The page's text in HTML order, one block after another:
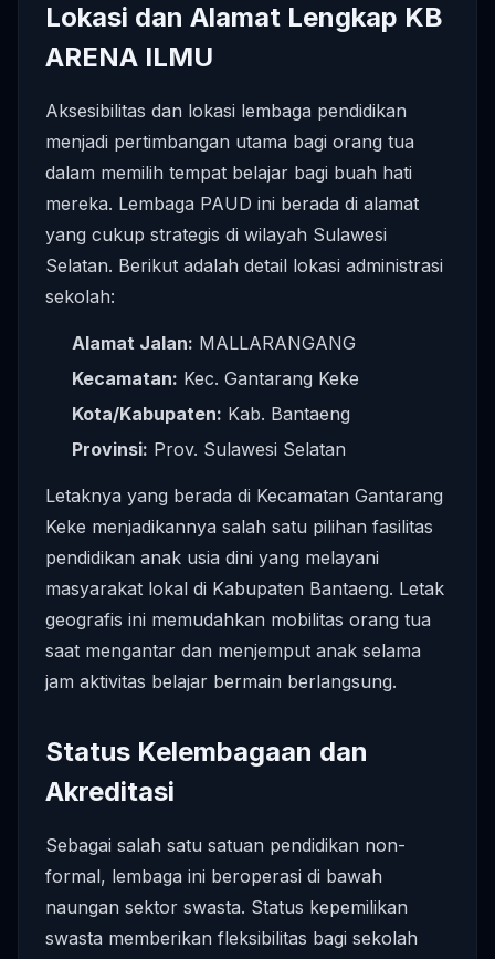
Lokasi dan Alamat Lengkap KB
ARENA ILMU
Aksesibilitas dan lokasi lembaga pendidikan
menjadi pertimbangan utama bagi orang tua
dalam memilih tempat belajar bagi buah hati
mereka. Lembaga PAUD ini berada di alamat
yang cukup strategis di wilayah Sulawesi
Selatan. Berikut adalah detail lokasi administrasi
sekolah:
Alamat Jalan: MALLARANGANG
Kecamatan: Kec. Gantarang Keke
Kota/Kabupaten: Kab. Bantaeng
Provinsi: Prov. Sulawesi Selatan
Letaknya yang berada di Kecamatan Gantarang
Keke menjadikannya salah satu pilihan fasilitas
pendidikan anak usia dini yang melayani
masyarakat lokal di Kabupaten Bantaeng. Letak
geografis ini memudahkan mobilitas orang tua
saat mengantar dan menjemput anak selama
jam aktivitas belajar bermain berlangsung.
Status Kelembagaan dan
Akreditasi
Sebagai salah satu satuan pendidikan non-
formal, lembaga ini beroperasi di bawah
naungan sektor swasta. Status kepemilikan
swasta memberikan fleksibilitas bagi sekolah